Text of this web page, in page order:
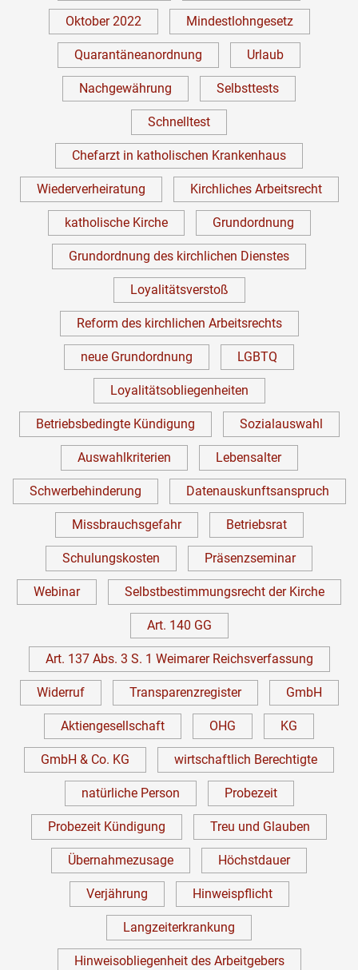
Oktober 2022 Mindestlohngesetz
Quarantäneanordnung Urlaub
Nachgewährung Selbsttests
Schnelltest
Chefarzt in katholischen Krankenhaus
Wiederverheiratung Kirchliches Arbeitsrecht
katholische Kirche Grundordnung
Grundordnung des kirchlichen Dienstes
Loyalitätsverstoß
Reform des kirchlichen Arbeitsrechts
neue Grundordnung LGBTQ
Loyalitätsobliegenheiten
Betriebsbedingte Kündigung Sozialauswahl
Auswahlkriterien Lebensalter
Schwerbehinderung Datenauskunftsanspruch
Missbrauchsgefahr Betriebsrat
Schulungskosten Präsenzseminar
Webinar Selbstbestimmungsrecht der Kirche
Art. 140 GG
Art. 137 Abs. 3 S. 1 Weimarer Reichsverfassung
Widerruf Transparenzregister GmbH
Aktiengesellschaft OHG KG
GmbH & Co. KG wirtschaftlich Berechtigte
natürliche Person Probezeit
Probezeit Kündigung Treu und Glauben
Übernahmezusage Höchstdauer
Verjährung Hinweispflicht
Langzeiterkrankung
Hinweisobliegenheit des Arbeitgebers